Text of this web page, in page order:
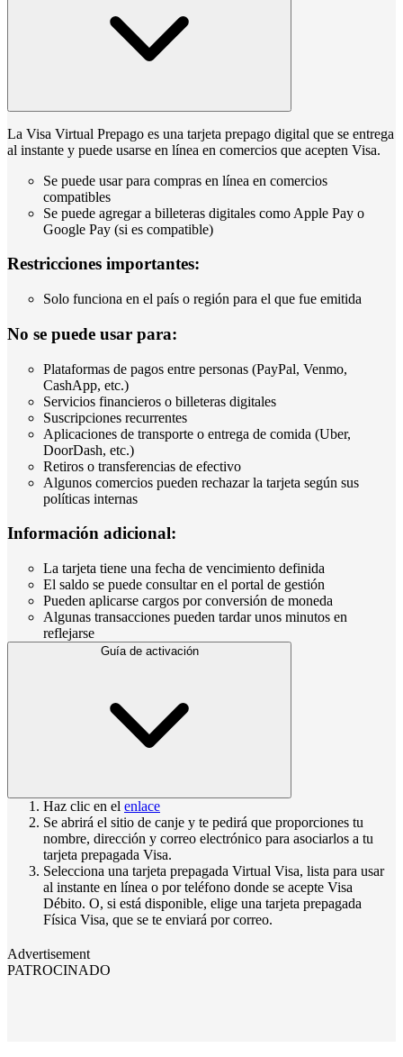
La Visa Virtual Prepago es una tarjeta prepago digital que se entrega
al instante y puede usarse en línea en comercios que acepten Visa.
Se puede usar para compras en línea en comercios
compatibles
Se puede agregar a billeteras digitales como Apple Pay o
Google Pay (si es compatible)
Restricciones importantes:
Solo funciona en el país o región para el que fue emitida
No se puede usar para:
Plataformas de pagos entre personas (PayPal, Venmo,
CashApp, etc.)
Servicios financieros o billeteras digitales
Suscripciones recurrentes
Aplicaciones de transporte o entrega de comida (Uber,
DoorDash, etc.)
Retiros o transferencias de efectivo
Algunos comercios pueden rechazar la tarjeta según sus
políticas internas
Información adicional:
La tarjeta tiene una fecha de vencimiento definida
El saldo se puede consultar en el portal de gestión
Pueden aplicarse cargos por conversión de moneda
Algunas transacciones pueden tardar unos minutos en
reflejarse
Guía de activación
Haz clic en el enlace
Se abrirá el sitio de canje y te pedirá que proporciones tu
nombre, dirección y correo electrónico para asociarlos a tu
tarjeta prepagada Visa.
Selecciona una tarjeta prepagada Virtual Visa, lista para usar
al instante en línea o por teléfono donde se acepte Visa
Débito. O, si está disponible, elige una tarjeta prepagada
Física Visa, que se te enviará por correo.
Advertisement
PATROCINADO